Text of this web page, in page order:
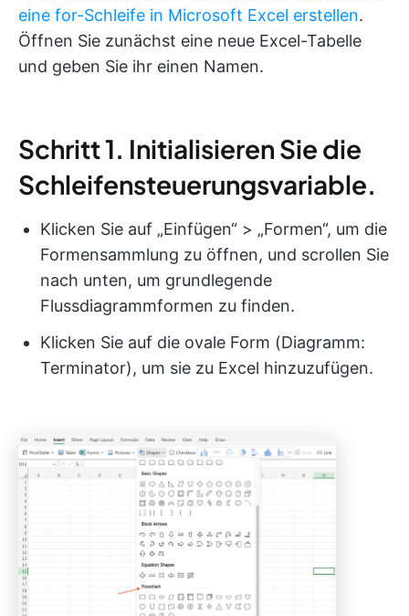
eine for-Schleife in Microsoft Excel erstellen.
Öffnen Sie zunächst eine neue Excel-Tabelle
und geben Sie ihr einen Namen.
Schritt 1. Initialisieren Sie die
Schleifensteuerungsvariable.
Klicken Sie auf „Einfügen“ > „Formen“, um die
Formensammlung zu öffnen, und scrollen Sie
nach unten, um grundlegende
Flussdiagrammformen zu finden.
Klicken Sie auf die ovale Form (Diagramm:
Terminator), um sie zu Excel hinzuzufügen.